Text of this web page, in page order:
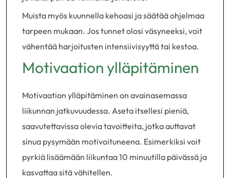
Muista myös kuunnella kehoasi ja säätää ohjelmaa
tarpeen mukaan. Jos tunnet olosi väsyneeksi, voit
vähentää harjoitusten intensiivisyyttä tai kestoa.
Motivaation ylläpitäminen
Motivaation ylläpitäminen on avainasemassa
liikunnan jatkuvuudessa. Aseta itsellesi pieniä,
saavutettavissa olevia tavoitteita, jotka auttavat
sinua pysymään motivoituneena. Esimerkiksi voit
pyrkiä lisäämään liikuntaa 10 minuutilla päivässä ja
kasvattaa sitä vähitellen.